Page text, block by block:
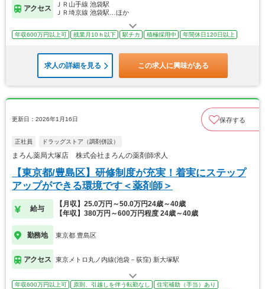
アクセス
ＪＲ山手線 池袋駅
ＪＲ埼京線 池袋駅…ほか
年収600万円以上可 残業月10ｈ以下 駅チカ 積極採用中 年間休日120日以上
求人の詳細を見る この求人に興味がある
更新日：2026年1月16日 保存する
正社員 ドラッグストア（調剤併設）
まろん薬局大塚店 株式会社まろんの薬剤師求人
【東京都/豊島区】研修制度が充実！着実にステップ
アップができる環境です＜薬剤師＞
給与
【月収】25.0万円～50.0万円24歳～40歳
【年収】380万円～600万円程度 24歳～40歳
勤務地 東京都 豊島区
アクセス 東京メトロ丸ノ内線(池袋－荻窪) 新大塚駅
年収600万円以上可 原則、引越しを伴う転勤なし
住宅補助（手当）あり